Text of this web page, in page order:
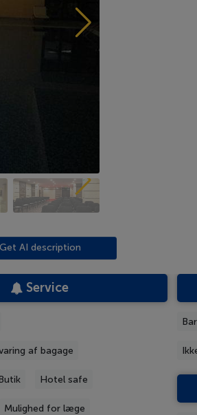
Get AI description
Service
af bagage
Hotel safe
Mulighed for læge
Bar